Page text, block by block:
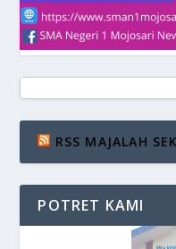
RSS MAJALAH
POTRET KAMI